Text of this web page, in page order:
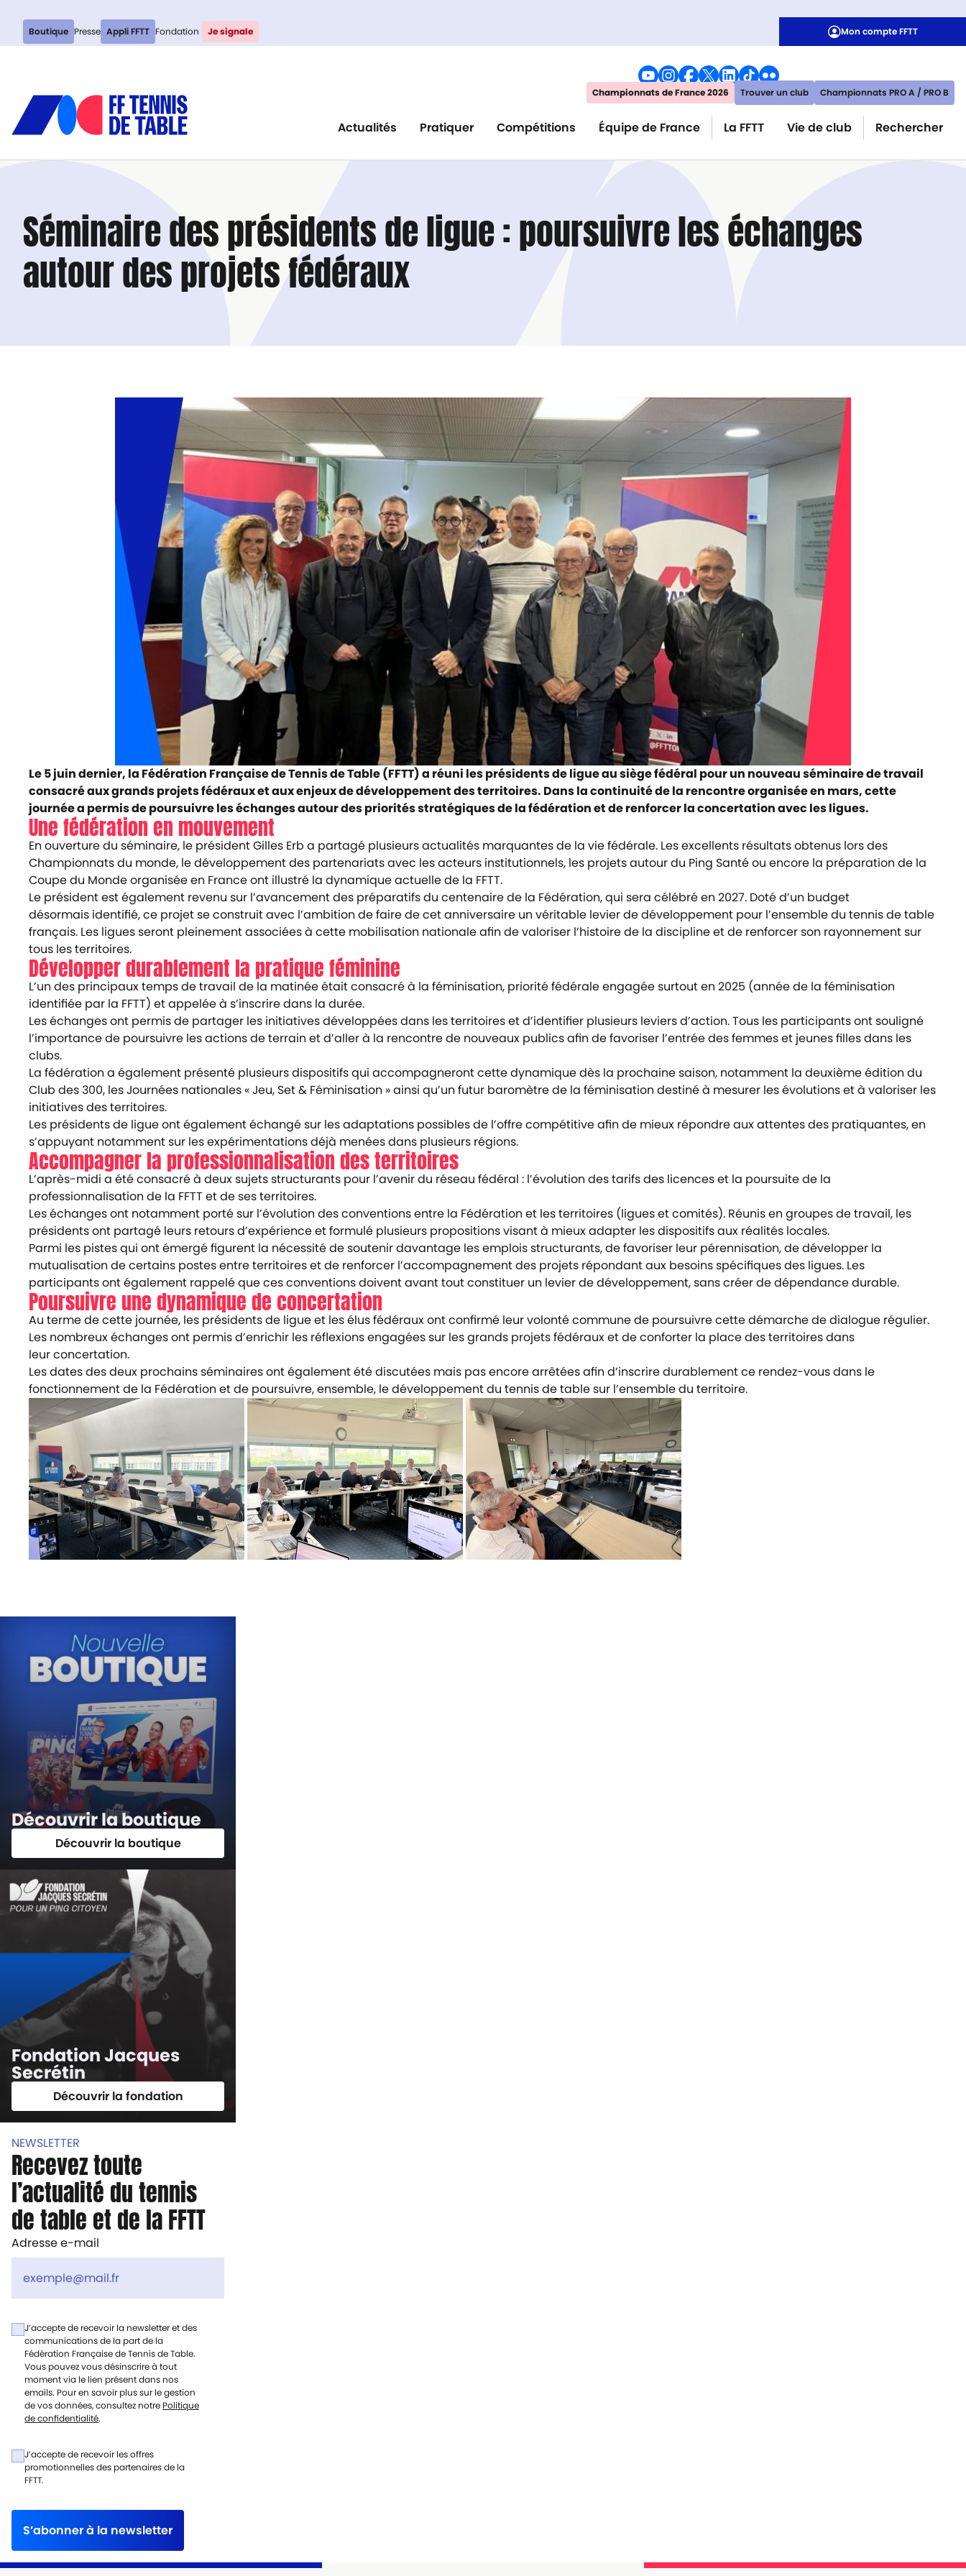
Boutique Presse Appli FFTT Fondation Je signale Mon compte FFTT
Championnats de France 2026 Trouver un club Championnats PRO A / PRO B
Actualités Pratiquer Compétitions Équipe de France La FFTT Vie de club Rechercher
Séminaire des présidents de ligue : poursuivre les échanges
autourdes projets fédéraux
Le 5 juin dernier, la Fédération Française de Tennis de Table (FFTT) a réuni les présidents de ligue au siège fédéral pour un nouveau séminaire de travail
consacré aux grands projets fédéraux et aux enjeux de développement des territoires. Dans la continuité de la rencontre organisée en mars, cette
journée a permis de poursuivre les échanges autour des priorités stratégiques de la fédération et de renforcer la concertation avec les ligues.
Une fédération en mouvement
En ouverture du séminaire, le président Gilles Erb a partagé plusieurs actualités marquantes de la vie fédérale. Les excellents résultats obtenus lors des
Championnats du monde, le développement des partenariats avec les acteurs institutionnels, les projets autour du Ping Santé ou encore la préparation de la
Coupe du Monde organisée en France ont illustré la dynamique actuelle de la FFTT.
Le président est également revenu sur l’avancement des préparatifs du centenaire de la Fédération, qui sera célébré en 2027. Doté d’un budget
désormais identifié, ce projet se construit avec l’ambition de faire de cet anniversaire un véritable levier de développement pour l’ensemble du tennis de table
français. Les ligues seront pleinement associées à cette mobilisation nationale afin de valoriser l’histoire de la discipline et de renforcer son rayonnement sur
tous les territoires.
Développer durablement la pratique féminine
L’un des principaux temps de travail de la matinée était consacré à la féminisation, priorité fédérale engagée surtout en 2025 (année de la féminisation
identifiée par la FFTT) et appelée à s’inscrire dans la durée.
Les échanges ont permis de partager les initiatives développées dans les territoires et d’identifier plusieurs leviers d’action. Tous les participants ont souligné
l’importance de poursuivre les actions de terrain et d’aller à la rencontre de nouveaux publics afin de favoriser l’entrée des femmes et jeunes filles dans les
clubs.
La fédération a également présenté plusieurs dispositifs qui accompagneront cette dynamique dès la prochaine saison, notamment la deuxième édition du
Club des 300, les Journées nationales « Jeu, Set & Féminisation » ainsi qu’un futur baromètre de la féminisation destiné à mesurer les évolutions et à valoriser les
initiatives des territoires.
Les présidents de ligue ont également échangé sur les adaptations possibles de l’offre compétitive afin de mieux répondre aux attentes des pratiquantes, en
s’appuyant notamment sur les expérimentations déjà menées dans plusieurs régions.
Accompagner la professionnalisation des territoires
L’après-midi a été consacré à deux sujets structurants pour l’avenir du réseau fédéral : l’évolution des tarifs des licences et la poursuite de la
professionnalisation de la FFTT et de ses territoires.
Les échanges ont notamment porté sur l’évolution des conventions entre la Fédération et les territoires (ligues et comités). Réunis en groupes de travail, les
présidents ont partagé leurs retours d’expérience et formulé plusieurs propositions visant à mieux adapter les dispositifs aux réalités locales.
Parmi les pistes qui ont émergé figurent la nécessité de soutenir davantage les emplois structurants, de favoriser leur pérennisation, de développer la
mutualisation de certains postes entre territoires et de renforcer l’accompagnement des projets répondant aux besoins spécifiques des ligues. Les
participants ont également rappelé que ces conventions doivent avant tout constituer un levier de développement, sans créer de dépendance durable.
Poursuivre une dynamique de concertation
Au terme de cette journée, les présidents de ligue et les élus fédéraux ont confirmé leur volonté commune de poursuivre cette démarche de dialogue régulier.
Les nombreux échanges ont permis d’enrichir les réflexions engagées sur les grands projets fédéraux et de conforter la place des territoires dans
leur concertation.
Les dates des deux prochains séminaires ont également été discutées mais pas encore arrêtées afin d’inscrire durablement ce rendez-vous dans le
fonctionnement de la Fédération et de poursuivre, ensemble, le développement du tennis de table sur l’ensemble du territoire.
Découvrir la boutique
Découvrir la boutique
Fondation Jacques
Secrétin
Découvrir la fondation
NEWSLETTER
Recevez toute
l’actualité du tennis
de table et de la FFTT
Adresse e-mail
J’accepte de recevoir la newsletter et des
communications de la part de la
Fédération Française de Tennis de Table.
Vous pouvez vous désinscrire à tout
moment via le lien présent dans nos
emails. Pour en savoir plus sur le gestion
de vos données, consultez notre Politique
de confidentialité.
J’accepte de recevoir les offres
promotionnelles des partenaires de la
FFTT.
S’abonner à la newsletter